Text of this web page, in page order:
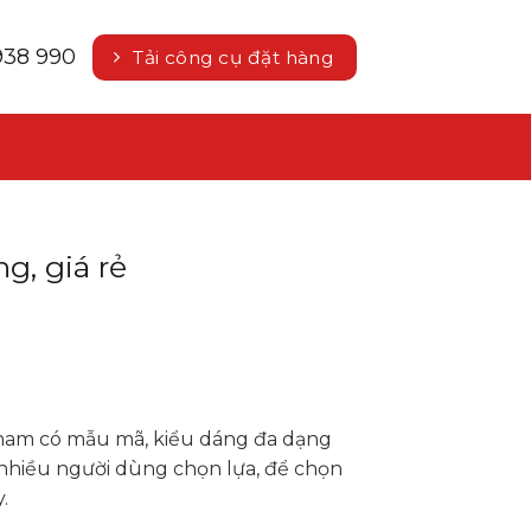
990 Tải công cụ đặt hàng
giá rẻ
có mẫu mã, kiểu dáng đa dạng
người dùng chọn lựa, để chọn